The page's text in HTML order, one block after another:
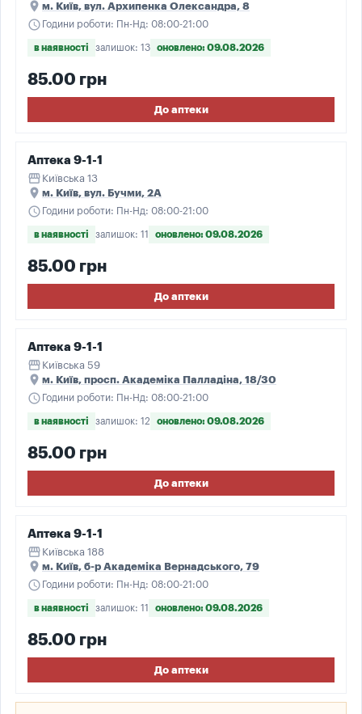
place м. Київ, вул. Архипенка Олександра, 8
schedule Години роботи: Пн-Нд: 08:00-21:00
в наявності залишок: 13 оновлено: 09.08.2026
85.00 грн
До аптеки
Аптека 9-1-1
storefront Київська 13
place м. Київ, вул. Бучми, 2А
schedule Години роботи: Пн-Нд: 08:00-21:00
в наявності залишок: 11 оновлено: 09.08.2026
85.00 грн
До аптеки
Аптека 9-1-1
storefront Київська 59
place м. Київ, просп. Академіка Палладіна, 18/30
schedule Години роботи: Пн-Нд: 08:00-21:00
в наявності залишок: 12 оновлено: 09.08.2026
85.00 грн
До аптеки
Аптека 9-1-1
storefront Київська 188
place м. Київ, б-р Академіка Вернадського, 79
schedule Години роботи: Пн-Нд: 08:00-21:00
в наявності залишок: 11 оновлено: 09.08.2026
85.00 грн
До аптеки